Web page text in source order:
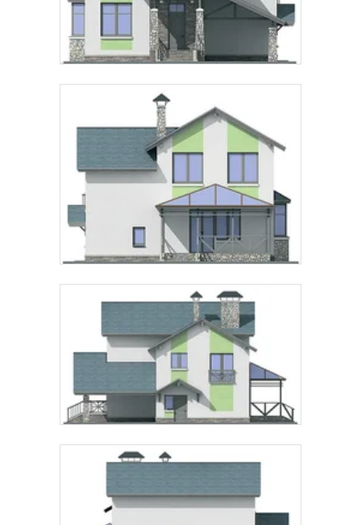
Предпочтительный способ связи:
Звонок
MAX
согласие на обработку персональных данных
подтверждаю, что ознакомлен(а) сполитикой
обработки персональных данных.
Рассчитать стоимость